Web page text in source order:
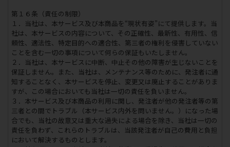
第１６条（責任の制限）
１．当社は、本サービス及び本商品を“現状有姿”にて提供します。当
社は、本サービスの内容について、その正確性、最新性、有用性、信
頼性、適法性、特定目的への適合性、第三者の権利を侵害していない
ことを含む一切の事項について何らの保証もいたしません。
２．当社は、本サービスに中断、中止その他の障害が生じないことを
保証しません。また、当社は、メンテナンス等のために、発注者に通
知することなく、本サービスを停止、変更又は廃止することがありま
すが、この場合においても当社は一切の責任を負いません。
３．本サービス及び本商品の利用に関し、発注者が他の発注者等の第
三者との間でトラブル（本サービス内外を問いません。）になった場
合でも、当社の故意又は重大な過失による場合を除き、当社は一切の
責任を負わず、これらのトラブルは、当該発注者が自己の費用と負担
において解決するものとします。